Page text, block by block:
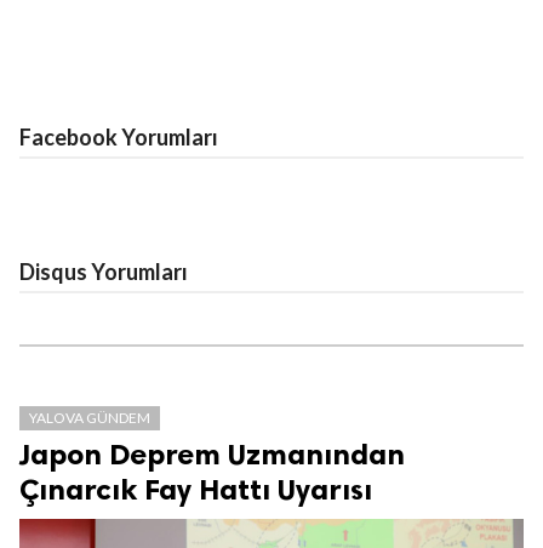
Facebook Yorumları
Disqus Yorumları
YALOVA GÜNDEM
Japon Deprem Uzmanından
Çınarcık Fay Hattı Uyarısı